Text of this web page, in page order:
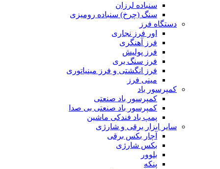
سنباده لرزان
سنگ (چرخ) سنباده رومیزی
دستگاه فرز
اور فرز نجاری
فرز آهنگری
فرز پولیش
فرز سنگ بری
فرز انگشتی و فرز مینیاتوری
مینی فرز
کمپرسور باد
کمپرسور باد صنعتی
کمپرسور باد صنعتی بی صدا
پمپ باد فندکی ماشین
سایر ابزار برقی و شارژی
آچار بکس برقی
بکس شارژی
بلوور
پنکه